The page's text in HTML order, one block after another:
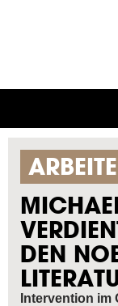
SPRINGEN
DEN
Intervention im